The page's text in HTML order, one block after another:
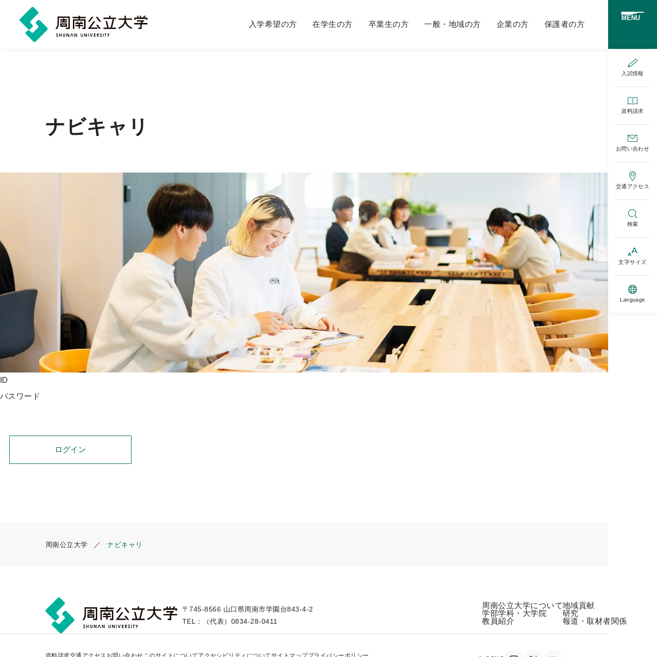
プ
入学希望の方 在学生の方 卒業生の方 一般・地域の方 企業の方 保護者の方
MENU
入試情報
資料請求
お問い合わせ
交通アクセス
検索
文字サイズ
Language
ナビキャリ
ID
パスワード
周南公立大学 ナビキャリ
〒745-8566 山口県周南市学園台843-4-2
TEL：（代表）0834-28-0411
周南公立大学について
学部学科・大学院
教員紹介
地域貢献
研究
報道・取材者関係